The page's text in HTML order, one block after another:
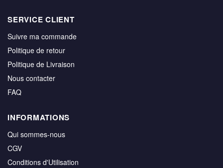
SERVICE CLIENT
Suivre ma commande
Politique de retour
Politique de Livraison
Nous contacter
FAQ
INFORMATIONS
Qui sommes-nous
CGV
Conditions d'Utilisation